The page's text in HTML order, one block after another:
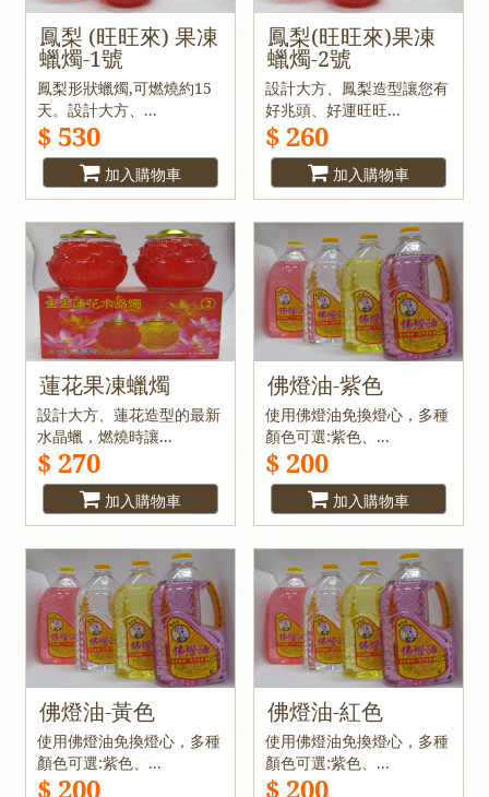
鳳梨 (旺旺來) 果凍
蠟燭-1號
鳳梨形狀蠟燭,可燃燒約15
天。設計大方、...
$ 530
加入購物車
鳳梨(旺旺來)果凍
蠟燭-2號
設計大方、鳳梨造型讓您有
好兆頭、好運旺旺...
$ 260
加入購物車
蓮花果凍蠟燭
設計大方、蓮花造型的最新
水晶蠟，燃燒時讓...
$ 270
加入購物車
佛燈油-紫色
使用佛燈油免換燈心，多種
顏色可選:紫色、...
$ 200
加入購物車
佛燈油-黃色
使用佛燈油免換燈心，多種
顏色可選:紫色、...
$ 200
佛燈油-紅色
使用佛燈油免換燈心，多種
顏色可選:紫色、...
$ 200